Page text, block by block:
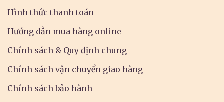
Hình thức thanh toán
Hướng dẫn mua hàng online
Chính sách & Quy định chung
Chính sách vận chuyển giao hàng
Chính sách bảo hành